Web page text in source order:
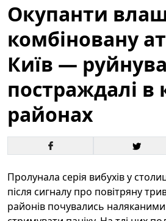
Окупанти
комбіновану
Київ —
постраждалі в
районах
Пролунала серія вибухів у
після сигналу про повітряну
районів почувались